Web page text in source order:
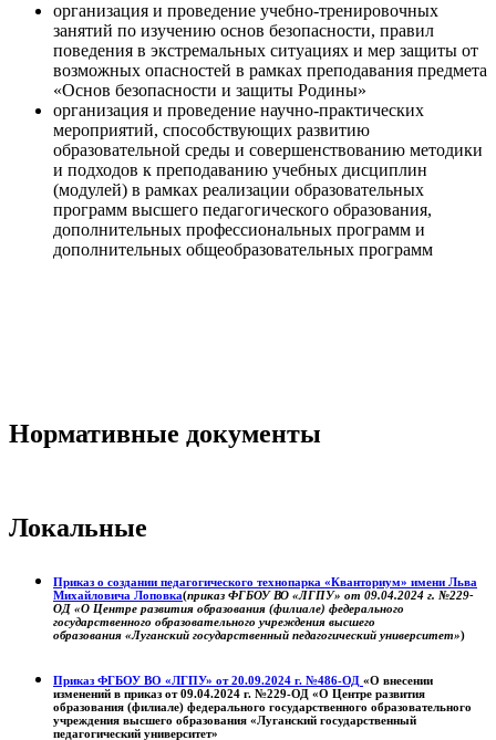
организация и проведение учебно-тренировочных
занятий по изучению основ безопасности, правил
поведения в экстремальных ситуациях и мер защиты от
возможных опасностей в рамках преподавания предмета
«Основ безопасности и защиты Родины»
организация и проведение научно-практических
мероприятий, способствующих развитию
образовательной среды и совершенствованию методики
и подходов к преподаванию учебных дисциплин
(модулей) в рамках реализации образовательных
программ высшего педагогического образования,
дополнительных профессиональных программ и
дополнительных общеобразовательных программ
Нормативные документы
Локальные
Приказ о создании педагогического технопарка «Кванториум» имени Льва
Михайловича Лоповка(приказ ФГБОУ ВО «ЛГПУ» от 09.04.2024 г. №229-
ОД «О Центре развития образования (филиале) федерального
государственного образовательного учреждения высшего
образования «Луганский государственный педагогический университет»)
Приказ ФГБОУ ВО «ЛГПУ» от 20.09.2024 г. №486-ОД «О внесении
изменений в приказ от 09.04.2024 г. №229-ОД «О Центре развития
образования (филиале) федерального государственного образовательного
учреждения высшего образования «Луганский государственный
педагогический университет»